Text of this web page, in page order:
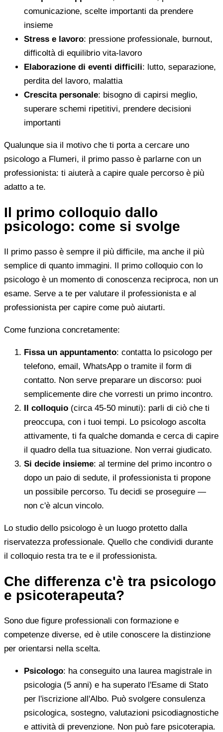
comunicazione, scelte importanti da prendere
insieme
Stress e lavoro: pressione professionale, burnout,
difficoltà di equilibrio vita-lavoro
Elaborazione di eventi difficili: lutto, separazione,
perdita del lavoro, malattia
Crescita personale: bisogno di capirsi meglio,
superare schemi ripetitivi, prendere decisioni
importanti
Qualunque sia il motivo che ti porta a cercare uno
psicologo a Flumeri, il primo passo è parlarne con un
professionista: ti aiuterà a capire quale percorso è più
adatto a te.
Il primo colloquio dallo
psicologo: come si svolge
Il primo passo è sempre il più difficile, ma anche il più
semplice di quanto immagini. Il primo colloquio con lo
psicologo è un momento di conoscenza reciproca, non un
esame. Serve a te per valutare il professionista e al
professionista per capire come può aiutarti.
Come funziona concretamente:
Fissa un appuntamento: contatta lo psicologo per
telefono, email, WhatsApp o tramite il form di
contatto. Non serve preparare un discorso: puoi
semplicemente dire che vorresti un primo incontro.
Il colloquio (circa 45-50 minuti): parli di ciò che ti
preoccupa, con i tuoi tempi. Lo psicologo ascolta
attivamente, ti fa qualche domanda e cerca di capire
il quadro della tua situazione. Non verrai giudicato.
Si decide insieme: al termine del primo incontro o
dopo un paio di sedute, il professionista ti propone
un possibile percorso. Tu decidi se proseguire —
non c'è alcun vincolo.
Lo studio dello psicologo è un luogo protetto dalla
riservatezza professionale. Quello che condividi durante
il colloquio resta tra te e il professionista.
Che differenza c'è tra psicologo
e psicoterapeuta?
Sono due figure professionali con formazione e
competenze diverse, ed è utile conoscere la distinzione
per orientarsi nella scelta.
Psicologo: ha conseguito una laurea magistrale in
psicologia (5 anni) e ha superato l'Esame di Stato
per l'iscrizione all'Albo. Può svolgere consulenza
psicologica, sostegno, valutazioni psicodiagnostiche
e attività di prevenzione. Non può fare psicoterapia.